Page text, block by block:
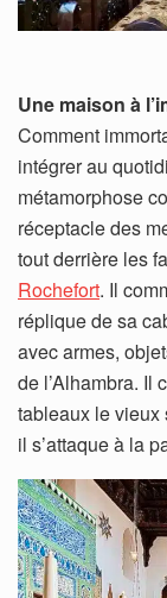
Une maison à
Comment
intégrer au
métamorphose
réceptacle des
tout derrière les
Rochefort. Il
réplique de sa
avec armes,
de l’Alhambra. Il
tableaux le vieux
il s’attaque à la